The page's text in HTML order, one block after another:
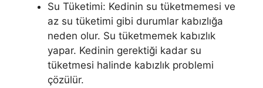
Su Tüketimi: Kedinin su tüketmemesi ve
az su tüketimi gibi durumlar kabızlığa
neden olur. Su tüketmemek kabızlık
yapar. Kedinin gerektiği kadar su
tüketmesi halinde kabızlık problemi
çözülür.